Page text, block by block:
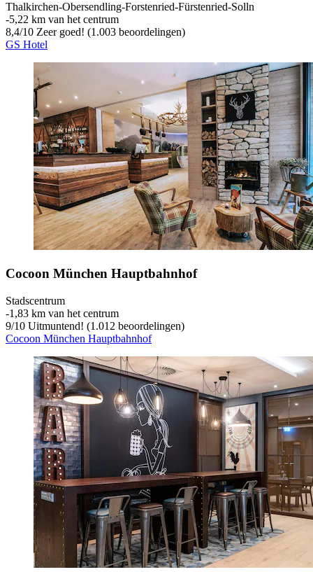
Thalkirchen-Obersendling-Forstenried-Fürstenried-Solln
‐5,22 km van het centrum
8,4/10 Zeer goed! (1.003 beoordelingen)
GS Hotel
Cocoon München Hauptbahnhof
Stadscentrum
‐1,83 km van het centrum
9/10 Uitmuntend! (1.012 beoordelingen)
Cocoon München Hauptbahnhof